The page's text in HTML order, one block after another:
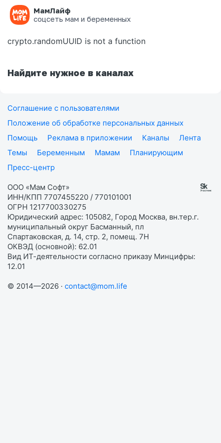
МамЛайф
соцсеть мам и беременных
Ошибка на странице
crypto.randomUUID is not a function
Найдите нужное в каналах
Соглашение с пользователями
Положение об обработке персональных данных
Помощь
Реклама в приложении Каналы
Лента
Темы
Беременным Мамам
Планирующим
Пресс-центр
ООО «Мам Софт»
ИНН/КПП 7707455220 / 770101001
ОГРН 1217700330275
Юридический адрес: 105082, Город Москва, вн.тер.г.
муниципальный округ Басманный, пл
Спартаковская, д. 14, стр. 2, помещ. 7Н
ОКВЭД (основной): 62.01
Вид ИТ-деятельности согласно приказу Минцифры:
12.01
© 2014—2026 · contact@mom.life